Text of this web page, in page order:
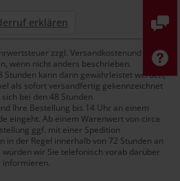
erklären
zzgl. Versandkostenund ggf.
wenn nicht anders beschrieben.
Stunden kann dann gewährleistet werden,
als sofort versandfertig gekennzeichnet
bei den 48 Stunden
Ihre Bestellung bis 14 Uhr an einem
eingeht. Ab einem Warenwert von circa
ggf. mit einer Spedition
in der Regel innerhalb von 72 Stunden an
würden wir Sie telefonisch vorab darüber
informieren.